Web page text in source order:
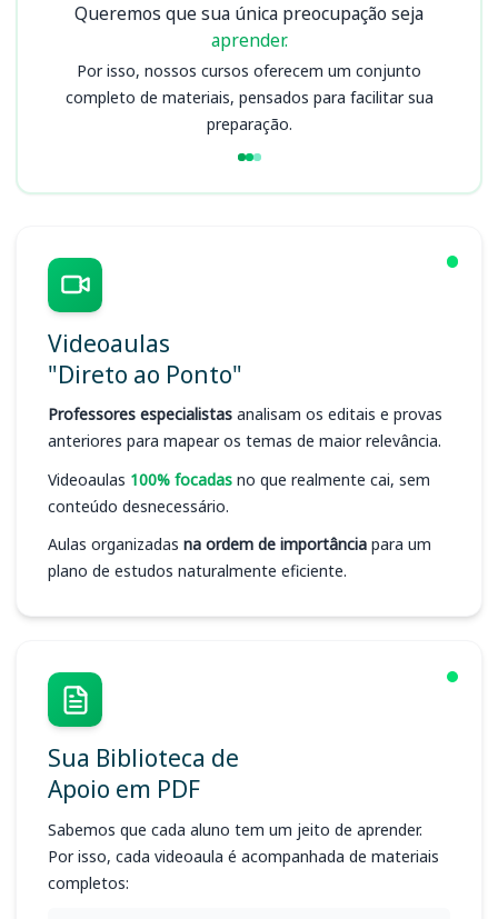
Queremos que sua única preocupação seja
aprender.
Por isso, nossos cursos oferecem um conjunto
completo de materiais, pensados para facilitar sua
preparação.
Videoaulas
"Direto ao Ponto"
Professores especialistas analisam os editais e provas
anteriores para mapear os temas de maior relevância.
Videoaulas 100% focadas no que realmente cai, sem
conteúdo desnecessário.
Aulas organizadas na ordem de importância para um
plano de estudos naturalmente eficiente.
Sua Biblioteca de
Apoio em PDF
Sabemos que cada aluno tem um jeito de aprender.
Por isso, cada videoaula é acompanhada de materiais
completos: